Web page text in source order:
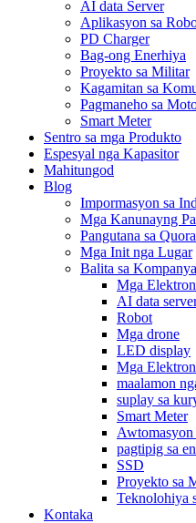
AI data Server
Aplikasyon sa
PD Charger
Bag-ong Enerhiya
Proyekto sa Militar
Kagamitan sa
Pagmaneho sa
Smart Meter
Sentro sa mga Produkto
Espesyal nga Kapasitor
Mahitungod
Blog
Impormasyon sa
Mga Kanunayng
Pangutana sa Quora
Mga Init nga Lugar
Balita sa Kompanya
Mga
AI data
Robot
Mga drone
LED display
Mga
maalamon
suplay sa
Smart Meter
Awtomasyon
pagtipig sa
SSD
Proyekto sa
Teknolohiya
Kontaka